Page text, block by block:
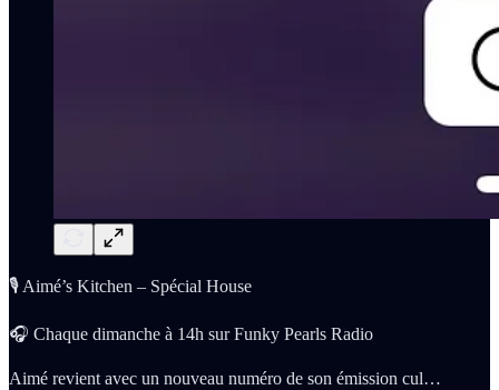
🎙️ Aimé’s Kitchen – Spécial House
🎧 Chaque dimanche à 14h sur Funky Pearls Radio
Aimé revient avec un nouveau numéro de son émission cul…